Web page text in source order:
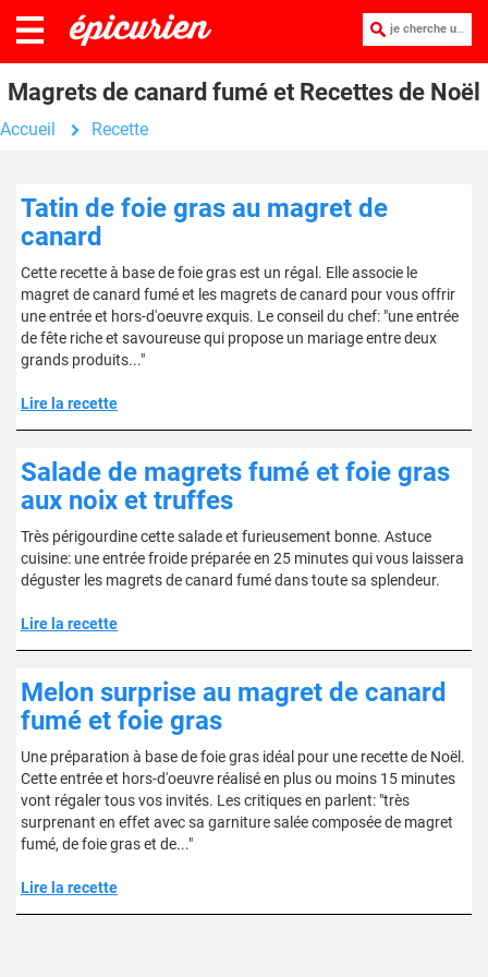
je cherche une recette :
Magrets de canard fumé et Recettes de Noël
Accueil Recette
Tatin de foie gras au magret de
canard
Cette recette à base de foie gras est un régal. Elle associe le
magret de canard fumé et les magrets de canard pour vous offrir
une entrée et hors-d'oeuvre exquis. Le conseil du chef: "une entrée
de fête riche et savoureuse qui propose un mariage entre deux
grands produits..."
Lire la recette
Salade de magrets fumé et foie gras
aux noix et truffes
Très périgourdine cette salade et furieusement bonne. Astuce
cuisine: une entrée froide préparée en 25 minutes qui vous laissera
déguster les magrets de canard fumé dans toute sa splendeur.
Lire la recette
Melon surprise au magret de canard
fumé et foie gras
Une préparation à base de foie gras idéal pour une recette de Noël.
Cette entrée et hors-d'oeuvre réalisé en plus ou moins 15 minutes
vont régaler tous vos invités. Les critiques en parlent: "très
surprenant en effet avec sa garniture salée composée de magret
fumé, de foie gras et de..."
Lire la recette